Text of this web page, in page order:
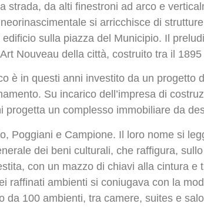
strada, da alti finestroni ad arco e
si arricchisce di
sulla piazza del Municipio. Il
Nouveau della città, costruito tra il
è in questi anni investito da un progetto
Su incarico dell’impresa di
progetta un complesso immobiliare da
Poggiani e Campione. Il loro nome si
dei beni culturali, che raffigura,
con un mazzo di chiavi alla cintura e
raffinati ambienti si coniugava con la
100 ambienti, tra camere, suites e